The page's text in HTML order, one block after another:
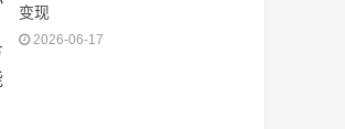
变现
2026-06-17